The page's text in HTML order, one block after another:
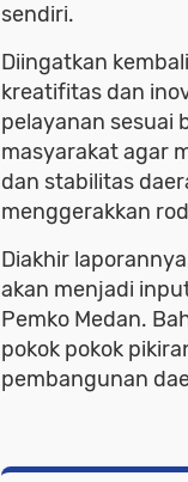
sendiri.
Diingatkan
kreatifitas dan
pelayanan sesuai
masyarakat agar
dan stabilitas
menggerakkan
Diakhir
akan menjadi
Pemko Medan.
pokok pokok
pembangunan